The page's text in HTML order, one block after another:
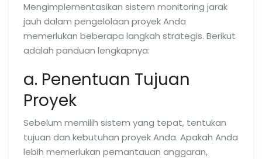
Mengimplementasikan sistem monitoring jarak
jauh dalam pengelolaan proyek Anda
memerlukan beberapa langkah strategis. Berikut
adalah panduan lengkapnya:
a. Penentuan Tujuan
Proyek
Sebelum memilih sistem yang tepat, tentukan
tujuan dan kebutuhan proyek Anda. Apakah Anda
lebih memerlukan pemantauan anggaran,